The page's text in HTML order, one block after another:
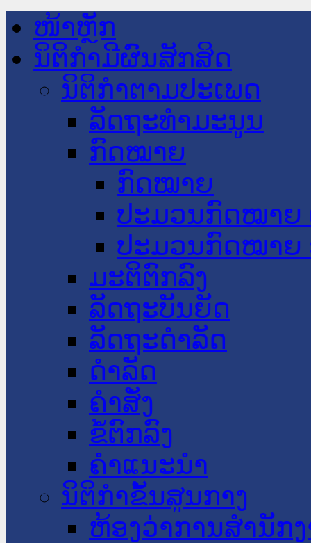
ໜ້າຫຼັກ
ນິຕິກໍາມີຜົນສັກສິດ
ນິຕິກໍາຕາມປະເພດ
ລັດຖະທໍາມະນູນ
ກົດໝາຍ
ກົດໝາຍ
ປະມວນກົດໝາຍ
ປະມວນກົດໝາຍ
ມະຕິຕົກລົງ
ລັດຖະບັນຍັດ
ລັດຖະດໍາລັດ
ດໍາລັດ
ຄໍາສັ່ງ
ຂໍ້ຕົກລົງ
ຄໍາແນະນໍາ
ນິຕິກໍາຂັ້ນສູນກາງ
ຫ້ອງວ່າການສໍານັກ